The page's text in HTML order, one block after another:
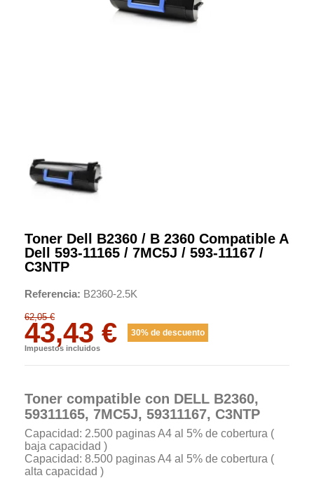
Toner Dell B2360 / B 2360 Compatible A
Dell 593-11165 / 7MC5J / 593-11167 /
C3NTP
Referencia B2360-2.5K
62,05 €
43,43 € 30% de descuento
Impuestos incluidos
Toner compatible con DELL B2360,
59311165, 7MC5J, 59311167, C3NTP
Capacidad: 2.500 paginas A4 al 5% de cobertura (
baja capacidad )
Capacidad: 8.500 paginas A4 al 5% de cobertura (
alta capacidad )